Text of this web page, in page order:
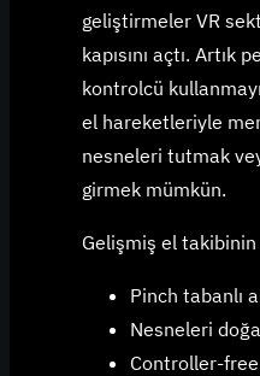
geliştirmeler VR
kapısını açtı. Artık
kontrolcü
el hareketleriyle
nesneleri tutmak
girmek mümkün.
Gelişmiş el takibinin
Pinch tabanlı
Nesneleri
Controller-